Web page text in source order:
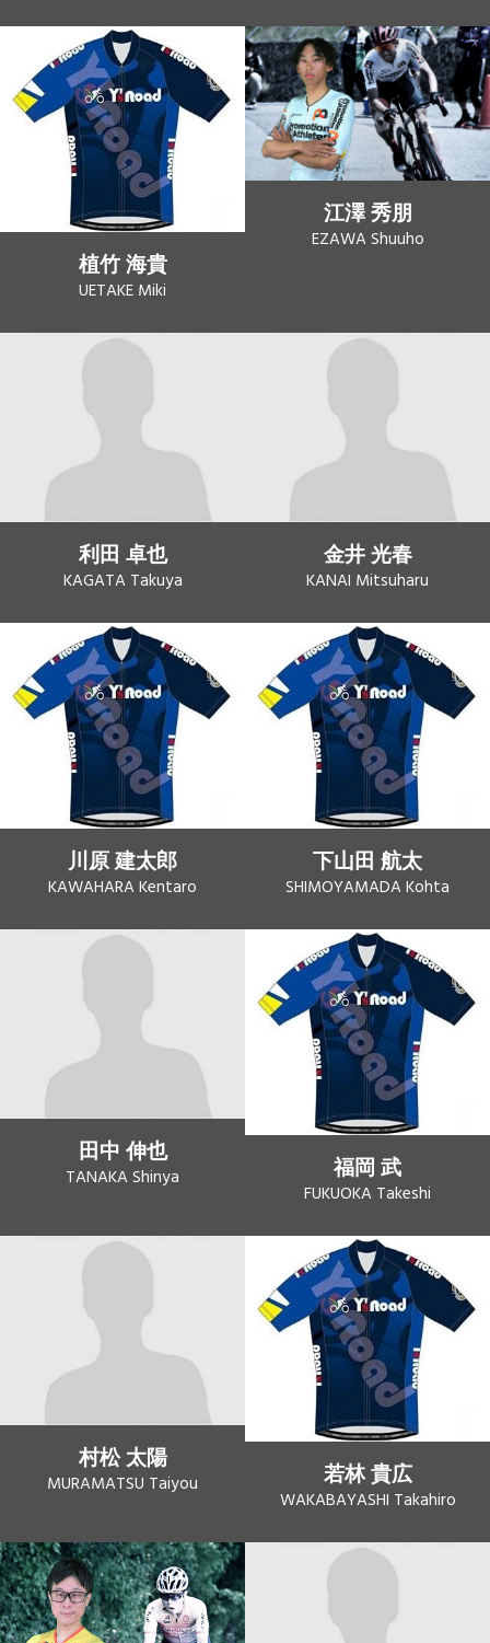
植竹 海貴
UETAKE Miki
江澤 秀朋
EZAWA Shuuho
利田 卓也
KAGATA Takuya
金井 光春
KANAI Mitsuharu
川原 建太郎
KAWAHARA Kentaro
下山田 航太
SHIMOYAMADA Kohta
田中 伸也
TANAKA Shinya 福岡 武
FUKUOKA Takeshi
村松 太陽
MURAMATSU Taiyou 若林 貴広
WAKABAYASHI Takahiro